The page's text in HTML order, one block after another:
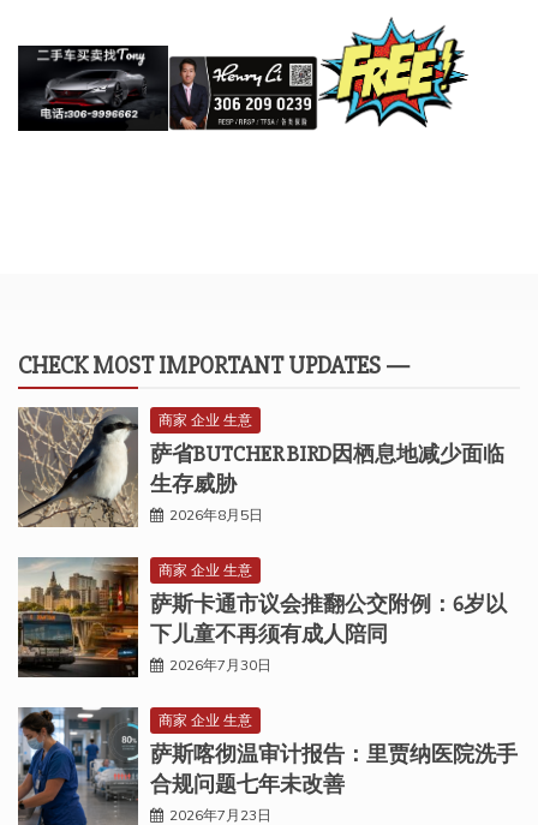
CHECK MOST IMPORTANT UPDATES —
商家 企业 生意
萨省BUTCHER BIRD因栖息地减少面临
生存威胁
2026年8月5日
商家 企业 生意
萨斯卡通市议会推翻公交附例：6岁以
下儿童不再须有成人陪同
2026年7月30日
商家 企业 生意
萨斯喀彻温审计报告：里贾纳医院洗手
合规问题七年未改善
2026年7月23日